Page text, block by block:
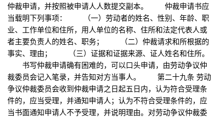
仲裁申请，并按照被申请人人数提交副本。 仲裁申请书应
当载明下列事项： （一）劳动者的姓名、性别、年龄、职
业、工作单位和住所，用人单位的名称、住所和法定代表人或
者主要负责人的姓名、职务； （二）仲裁请求和所根据的
事实、理由； （三）证据和证据来源、证人姓名和住所。
书写仲裁申请确有困难的，可以口头申请，由劳动争议仲
裁委员会记入笔录，并告知对方当事人。 第二十九条 劳动
争议仲裁委员会收到仲裁申请之日起五日内，认为符合受理条
件的，应当受理，并通知申请人；认为不符合受理条件的，应
当书面通知申请人不予受理，并说明理由。对劳动争议仲裁委